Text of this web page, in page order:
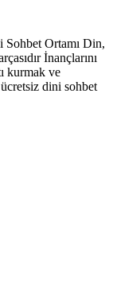
Ortamı Din,
İnançlarını
kurmak ve
dini sohbet